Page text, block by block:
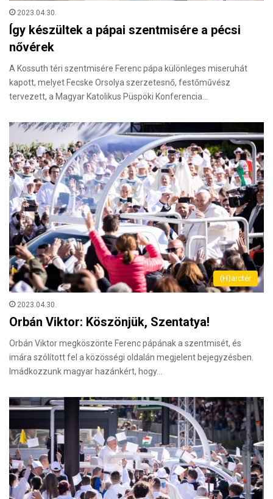
2023.04.30.
Így készültek a pápai szentmisére a pécsi
nővérek
A Kossuth téri szentmisére Ferenc pápa különleges miseruhát
kapott, melyet Fecske Orsolya szerzetesnő, festőművész
tervezett, a Magyar Katolikus Püspöki Konferencia…
(H)arctér
2023.04.30.
Orbán Viktor: Köszönjük, Szentatya!
Orbán Viktor megköszönte Ferenc pápának a szentmisét, és
imára szólított fel a közösségi oldalán megjelent bejegyzésben.
Imádkozzunk magyar hazánkért, hogy…